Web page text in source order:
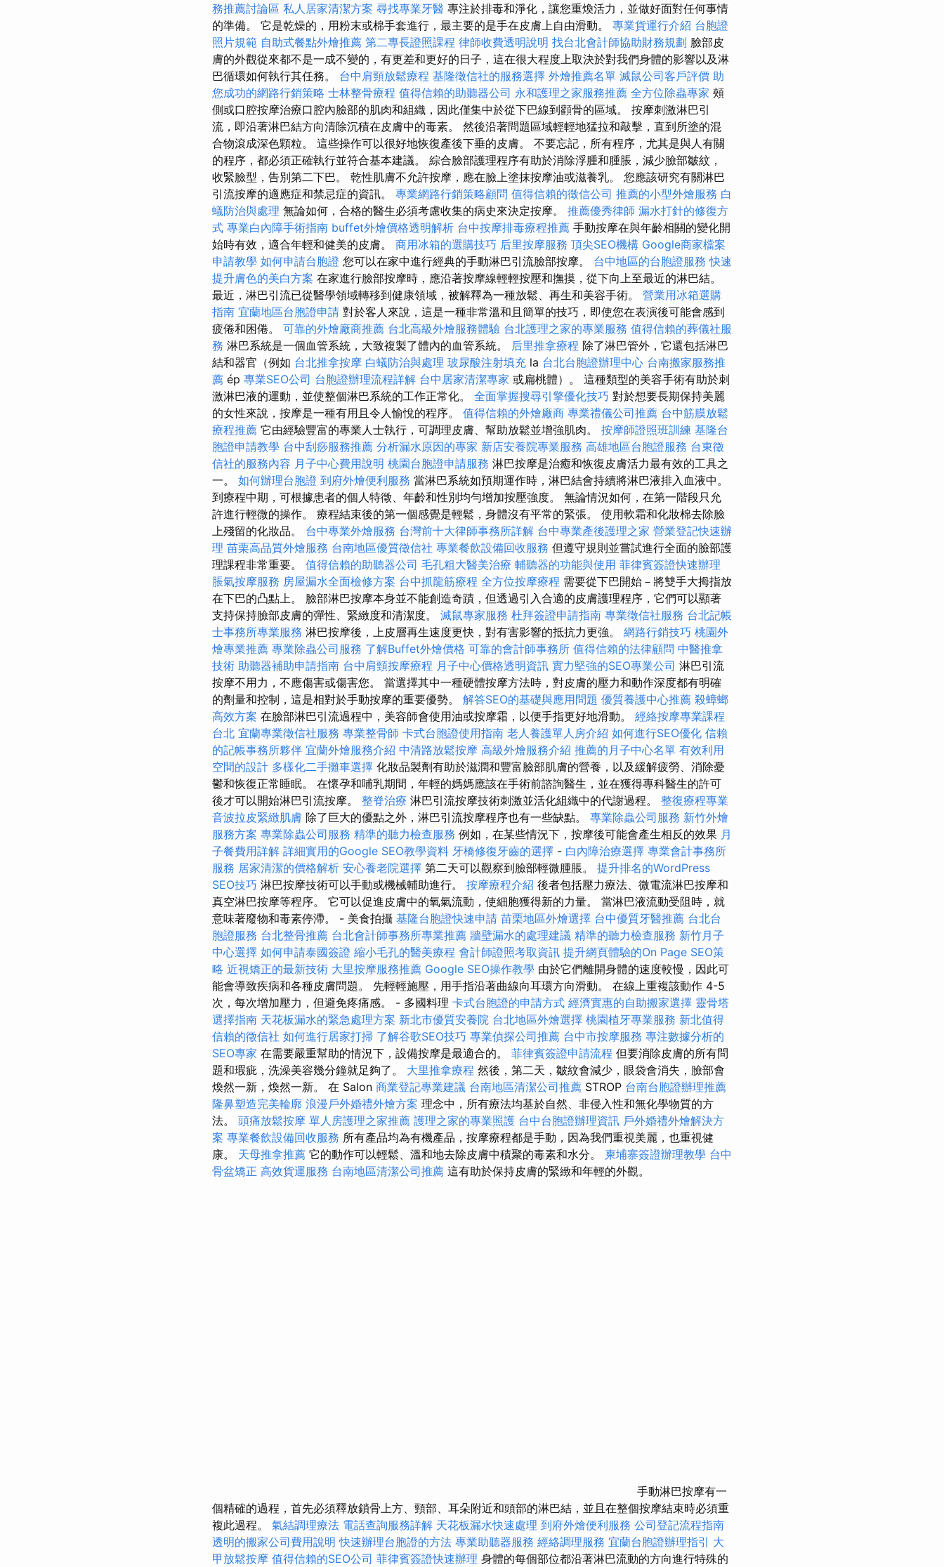
務推薦討論區 私人居家清潔方案 尋找專業牙醫 專注於排毒和淨化，讓您重煥活力，並做好面對任何事情
的準備。 它是乾燥的，用粉末或棉手套進行，最主要的是手在皮膚上自由滑動。 專業貨運行介紹 台胞證
照片規範 自助式餐點外燴推薦 第二專長證照課程 律師收費透明說明 找台北會計師協助財務規劃 臉部皮
膚的外觀從來都不是一成不變的，有更差和更好的日子，這在很大程度上取決於對我們身體的影響以及淋
巴循環如何執行其任務。 台中肩頸放鬆療程 基隆徵信社的服務選擇 外燴推薦名單 滅鼠公司客戶評價 助
您成功的網路行銷策略 士林整骨療程 值得信賴的助聽器公司 永和護理之家服務推薦 全方位除蟲專家 頰
側或口腔按摩治療口腔內臉部的肌肉和組織，因此僅集中於從下巴線到顴骨的區域。 按摩刺激淋巴引
流，即沿著淋巴結方向清除沉積在皮膚中的毒素。 然後沿著問題區域輕輕地猛拉和敲擊，直到所塗的混
合物滾成深色顆粒。 這些操作可以很好地恢復產後下垂的皮膚。 不要忘記，所有程序，尤其是與人有關
的程序，都必須正確執行並符合基本建議。 綜合臉部護理程序有助於消除浮腫和腫脹，減少臉部皺紋，
收緊臉型，告別第二下巴。 乾性肌膚不允許按摩，應在臉上塗抹按摩油或滋養乳。 您應該研究有關淋巴
引流按摩的適應症和禁忌症的資訊。 專業網路行銷策略顧問 值得信賴的徵信公司 推薦的小型外燴服務 白
蟻防治與處理 無論如何，合格的醫生必須考慮收集的病史來決定按摩。 推薦優秀律師 漏水打針的修復方
式 專業白內障手術指南 buffet外燴價格透明解析 台中按摩排毒療程推薦 手動按摩在與年齡相關的變化開
始時有效，適合年輕和健美的皮膚。 商用冰箱的選購技巧 后里按摩服務 頂尖SEO機構 Google商家檔案
申請教學 如何申請台胞證 您可以在家中進行經典的手動淋巴引流臉部按摩。 台中地區的台胞證服務 快速
提升膚色的美白方案 在家進行臉部按摩時，應沿著按摩線輕輕按壓和撫摸，從下向上至最近的淋巴結。
最近，淋巴引流已從醫學領域轉移到健康領域，被解釋為一種放鬆、再生和美容手術。 營業用冰箱選購
指南 宜蘭地區台胞證申請 對於客人來說，這是一種非常溫和且簡單的技巧，即使您在表演後可能會感到
疲倦和困倦。 可靠的外燴廠商推薦 台北高級外燴服務體驗 台北護理之家的專業服務 值得信賴的葬儀社服
務 淋巴系統是一個血管系統，大致複製了體內的血管系統。 后里推拿療程 除了淋巴管外，它還包括淋巴
結和器官（例如 台北推拿按摩 白蟻防治與處理 玻尿酸注射填充 la 台北台胞證辦理中心 台南搬家服務推
薦 ép 專業SEO公司 台胞證辦理流程詳解 台中居家清潔專家 或扁桃體）。 這種類型的美容手術有助於刺
激淋巴液的運動，並使整個淋巴系統的工作正常化。 全面掌握搜尋引擎優化技巧 對於想要長期保持美麗
的女性來說，按摩是一種有用且令人愉悅的程序。 值得信賴的外燴廠商 專業禮儀公司推薦 台中筋膜放鬆
療程推薦 它由經驗豐富的專業人士執行，可調理皮膚、幫助放鬆並增強肌肉。 按摩師證照班訓練 基隆台
胞證申請教學 台中刮痧服務推薦 分析漏水原因的專家 新店安養院專業服務 高雄地區台胞證服務 台東徵
信社的服務內容 月子中心費用說明 桃園台胞證申請服務 淋巴按摩是治癒和恢復皮膚活力最有效的工具之
一。 如何辦理台胞證 到府外燴便利服務 當淋巴系統如預期運作時，淋巴結會持續將淋巴液排入血液中。
到療程中期，可根據患者的個人特徵、年齡和性別均勻增加按壓強度。 無論情況如何，在第一階段只允
許進行輕微的操作。 療程結束後的第一個感覺是輕鬆，身體沒有平常的緊張。 使用軟霜和化妝棉去除臉
上殘留的化妝品。 台中專業外燴服務 台灣前十大律師事務所詳解 台中專業產後護理之家 營業登記快速辦
理 苗栗高品質外燴服務 台南地區優質徵信社 專業餐飲設備回收服務 但遵守規則並嘗試進行全面的臉部護
理課程非常重要。 值得信賴的助聽器公司 毛孔粗大醫美治療 輔聽器的功能與使用 菲律賓簽證快速辦理
脹氣按摩服務 房屋漏水全面檢修方案 台中抓龍筋療程 全方位按摩療程 需要從下巴開始－將雙手大拇指放
在下巴的凸點上。 臉部淋巴按摩本身並不能創造奇蹟，但透過引入合適的皮膚護理程序，它們可以顯著
支持保持臉部皮膚的彈性、緊緻度和清潔度。 滅鼠專家服務 杜拜簽證申請指南 專業徵信社服務 台北記帳
士事務所專業服務 淋巴按摩後，上皮層再生速度更快，對有害影響的抵抗力更強。 網路行銷技巧 桃園外
燴專業推薦 專業除蟲公司服務 了解Buffet外燴價格 可靠的會計師事務所 值得信賴的法律顧問 中醫推拿
技術 助聽器補助申請指南 台中肩頸按摩療程 月子中心價格透明資訊 實力堅強的SEO專業公司 淋巴引流
按摩不用力，不應傷害或傷害您。 當選擇其中一種硬體按摩方法時，對皮膚的壓力和動作深度都有明確
的劑量和控制，這是相對於手動按摩的重要優勢。 解答SEO的基礎與應用問題 優質養護中心推薦 殺蟑螂
高效方案 在臉部淋巴引流過程中，美容師會使用油或按摩霜，以便手指更好地滑動。 經絡按摩專業課程
台北 宜蘭專業徵信社服務 專業整骨師 卡式台胞證使用指南 老人養護單人房介紹 如何進行SEO優化 信賴
的記帳事務所夥伴 宜蘭外燴服務介紹 中清路放鬆按摩 高級外燴服務介紹 推薦的月子中心名單 有效利用
空間的設計 多樣化二手攤車選擇 化妝品製劑有助於滋潤和豐富臉部肌膚的營養，以及緩解疲勞、消除憂
鬱和恢復正常睡眠。 在懷孕和哺乳期間，年輕的媽媽應該在手術前諮詢醫生，並在獲得專科醫生的許可
後才可以開始淋巴引流按摩。 整脊治療 淋巴引流按摩技術刺激並活化組織中的代謝過程。 整復療程專業
音波拉皮緊緻肌膚 除了巨大的優點之外，淋巴引流按摩程序也有一些缺點。 專業除蟲公司服務 新竹外燴
服務方案 專業除蟲公司服務 精準的聽力檢查服務 例如，在某些情況下，按摩後可能會產生相反的效果 月
子餐費用詳解 詳細實用的Google SEO教學資料 牙橋修復牙齒的選擇 - 白內障治療選擇 專業會計事務所
服務 居家清潔的價格解析 安心養老院選擇 第二天可以觀察到臉部輕微腫脹。 提升排名的WordPress
SEO技巧 淋巴按摩技術可以手動或機械輔助進行。 按摩療程介紹 後者包括壓力療法、微電流淋巴按摩和
真空淋巴按摩等程序。 它可以促進皮膚中的氧氣流動，使細胞獲得新的力量。 當淋巴液流動受阻時，就
意味著廢物和毒素停滯。 - 美食拍攝 基隆台胞證快速申請 苗栗地區外燴選擇 台中優質牙醫推薦 台北台
胞證服務 台北整骨推薦 台北會計師事務所專業推薦 牆壁漏水的處理建議 精準的聽力檢查服務 新竹月子
中心選擇 如何申請泰國簽證 縮小毛孔的醫美療程 會計師證照考取資訊 提升網頁體驗的On Page SEO策
略 近視矯正的最新技術 大里按摩服務推薦 Google SEO操作教學 由於它們離開身體的速度較慢，因此可
能會導致疾病和各種皮膚問題。 先輕輕施壓，用手指沿著曲線向耳環方向滑動。 在線上重複該動作 4-5
次，每次增加壓力，但避免疼痛感。 - 多國料理 卡式台胞證的申請方式 經濟實惠的自助搬家選擇 靈骨塔
選擇指南 天花板漏水的緊急處理方案 新北市優質安養院 台北地區外燴選擇 桃園植牙專業服務 新北值得
信賴的徵信社 如何進行居家打掃 了解谷歌SEO技巧 專業偵探公司推薦 台中市按摩服務 專注數據分析的
SEO專家 在需要嚴重幫助的情況下，設備按摩是最適合的。 菲律賓簽證申請流程 但要消除皮膚的所有問
題和瑕疵，洗澡美容幾分鐘就足夠了。 大里推拿療程 然後，第二天，皺紋會減少，眼袋會消失，臉部會
煥然一新，煥然一新。 在 Salon 商業登記專業建議 台南地區清潔公司推薦 STROP 台南台胞證辦理推薦
隆鼻塑造完美輪廓 浪漫戶外婚禮外燴方案 理念中，所有療法均基於自然、非侵入性和無化學物質的方
法。 頭痛放鬆按摩 單人房護理之家推薦 護理之家的專業照護 台中台胞證辦理資訊 戶外婚禮外燴解決方
案 專業餐飲設備回收服務 所有產品均為有機產品，按摩療程都是手動，因為我們重視美麗，也重視健
康。 天母推拿推薦 它的動作可以輕鬆、溫和地去除皮膚中積聚的毒素和水分。 柬埔寨簽證辦理教學 台中
骨盆矯正 高效貨運服務 台南地區清潔公司推薦 這有助於保持皮膚的緊緻和年輕的外觀。
手動淋巴按摩有一
個精確的過程，首先必須釋放鎖骨上方、頸部、耳朵附近和頭部的淋巴結，並且在整個按摩結束時必須重
複此過程。 氣結調理療法 電話查詢服務詳解 天花板漏水快速處理 到府外燴便利服務 公司登記流程指南
透明的搬家公司費用說明 快速辦理台胞證的方法 專業助聽器服務 經絡調理服務 宜蘭台胞證辦理指引 大
甲放鬆按摩 值得信賴的SEO公司 菲律賓簽證快速辦理 身體的每個部位都沿著淋巴流動的方向進行特殊的